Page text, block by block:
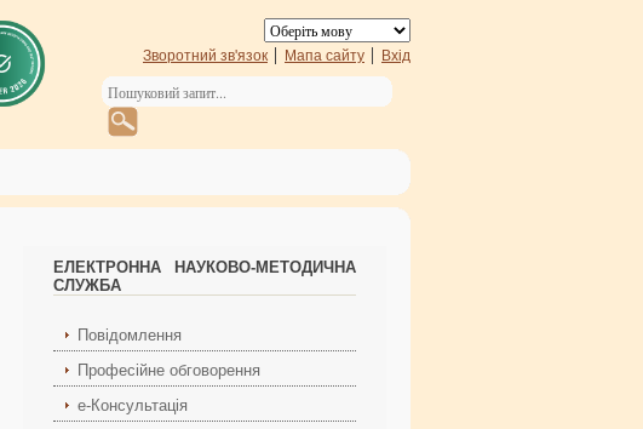
Зворотний зв'язок Мапа сайту Вхід
ЕЛЕКТРОННА НАУКОВО-МЕТОДИЧНА
СЛУЖБА
Повідомлення
Професійне обговорення
е-Консультація